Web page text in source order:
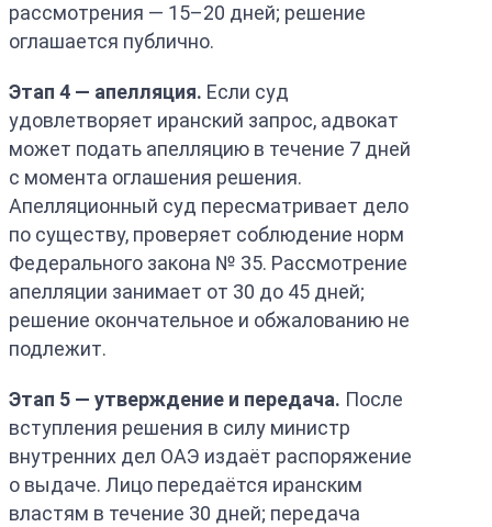
рассмотрения — 15–20 дней; решение
оглашается публично.
Этап 4 — апелляция. Если суд
удовлетворяет иранский запрос, адвокат
может подать апелляцию в течение 7 дней
с момента оглашения решения.
Апелляционный суд пересматривает дело
по существу, проверяет соблюдение норм
Федерального закона № 35. Рассмотрение
апелляции занимает от 30 до 45 дней;
решение окончательное и обжалованию не
подлежит.
Этап 5 — утверждение и передача. После
вступления решения в силу министр
внутренних дел ОАЭ издаёт распоряжение
о выдаче. Лицо передаётся иранским
властям в течение 30 дней; передача